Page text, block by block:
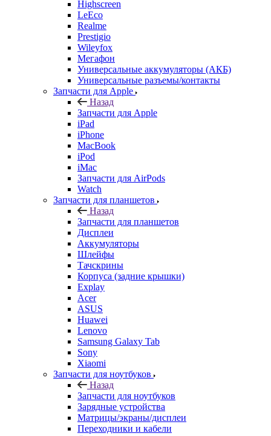
Highscreen
LeEco
Realme
Prestigio
Wileyfox
Мегафон
Универсальные аккумуляторы (АКБ)
Универсальные разъемы/контакты
Запчасти для Apple
Назад
Запчасти для Apple
iPad
iPhone
MacBook
iPod
iMac
Запчасти для AirPods
Watch
Запчасти для планшетов
Назад
Запчасти для планшетов
Дисплеи
Аккумуляторы
Шлейфы
Тачскрины
Корпуса (задние крышки)
Explay
Acer
ASUS
Huawei
Lenovo
Samsung Galaxy Tab
Sony
Xiaomi
Запчасти для ноутбуков
Назад
Запчасти для ноутбуков
Зарядные устройства
Матрицы/экраны/дисплеи
Переходники и кабели